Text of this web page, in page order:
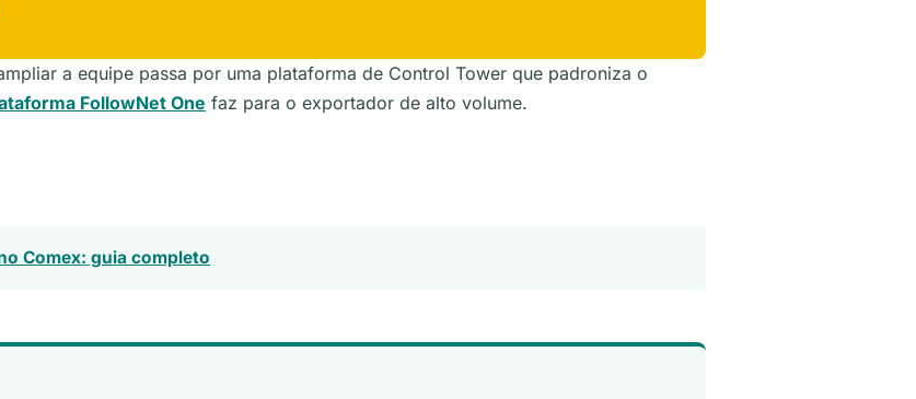
a equipe passa por uma plataforma de Control Tower que padroniza o
FollowNet One faz para o exportador de alto volume.
Comex: guia completo